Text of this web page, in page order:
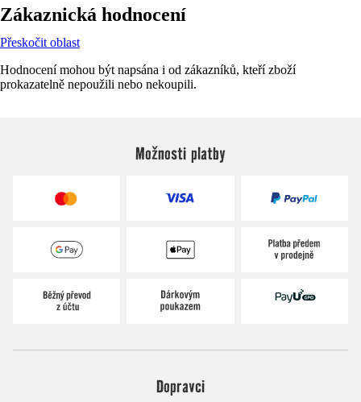
Zákaznická hodnocení
Přeskočit oblast
Hodnocení mohou být napsána i od zákazníků, kteří zboží
prokazatelně nepoužili nebo nekoupili.
Možnosti platby
Dopravci